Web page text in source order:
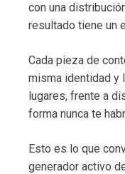
con una
resultado tiene un
Cada pieza de
misma identidad y
lugares, frente a
forma nunca te
Esto es lo que
generador activo